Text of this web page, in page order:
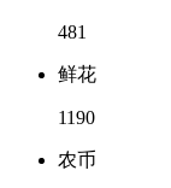
481
鲜花
1190
农币